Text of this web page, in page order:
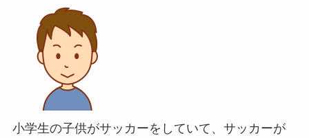
小学生の子供がサッカーをしていて、サッカーが